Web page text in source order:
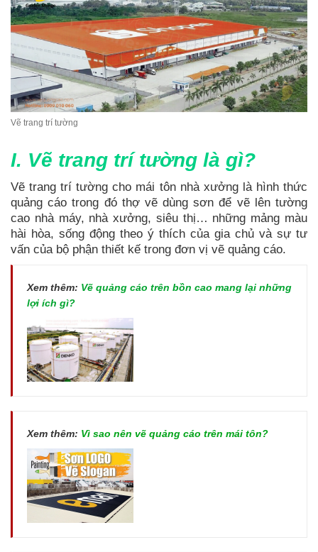
Vẽ trang trí tường
I. Vẽ trang trí tường là gì?
Vẽ trang trí tường cho mái tôn nhà xưởng là hình thức
quảng cáo trong đó thợ vẽ dùng sơn để vẽ lên tường
cao nhà máy, nhà xưởng, siêu thị… những mảng màu
hài hòa, sống động theo ý thích của gia chủ và sự tư
vấn của bộ phận thiết kế trong đơn vị vẽ quảng cáo.
Xem thêm: Vẽ quảng cáo trên bồn cao mang lại những
lợi ích gì?
Xem thêm: Vì sao nên vẽ quảng cáo trên mái tôn?